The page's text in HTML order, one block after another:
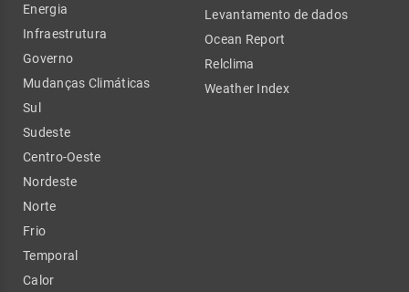
Energia
Infraestrutura
Governo
Mudanças Climáticas
Sul
Sudeste
Centro-Oeste
Nordeste
Norte
Frio
Temporal
Calor
Levantamento de dados
Ocean Report
Relclima
Weather Index